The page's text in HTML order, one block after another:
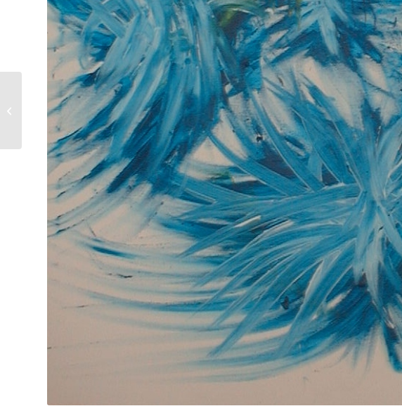
Solange Du Dir
einbildest, etwas nicht
zu können, solange
ist es Dir unmöglich...